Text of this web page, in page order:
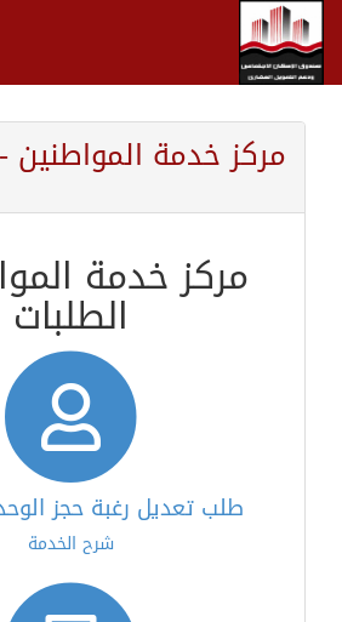
مركز خدمة المواطنين
مركز خدمة
الطلبات
طلب تعديل رغبة حجز
شرح الخدمة